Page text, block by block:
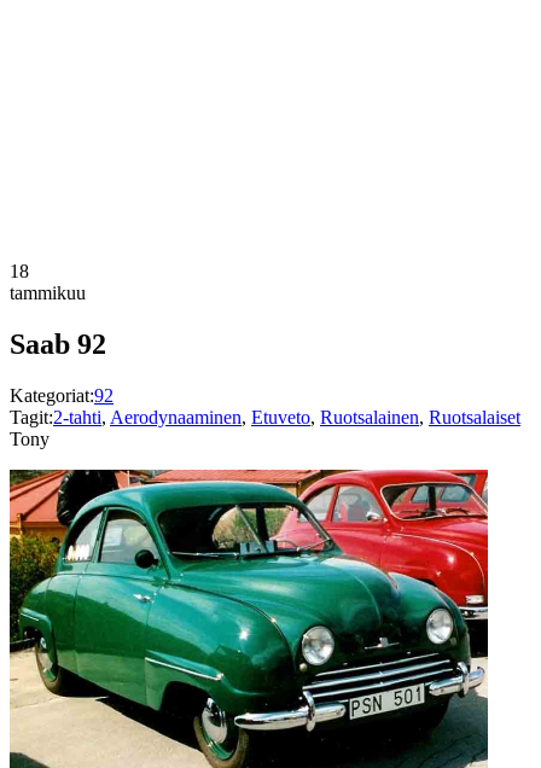
18
tammikuu
Saab 92
Kategoriat:92
Tagit:2-tahti, Aerodynaaminen, Etuveto, Ruotsalainen, Ruotsalaiset
Tony